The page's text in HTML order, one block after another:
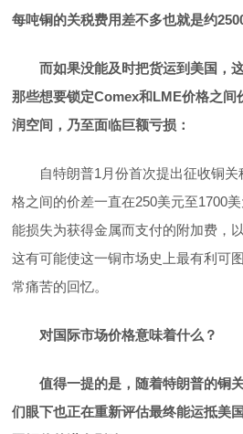
每吨铜的关税费用差不多也就是约
而如果没能及时把货运到美国，
那些想要锁定Comex和LME价格之间
润空间，乃至面临巨额亏损：
自特朗普1月份首次提出征收铜关
格之间的价差一直在250美元至1700
能损失为获得金属而支付的附加费
这有可能使这一铜市场史上最有利可
常痛苦的回忆。
对国际市场价格意味着什么？
值得一提的是，随着特朗普的铜
们眼下也正在重新评估最终能运抵美